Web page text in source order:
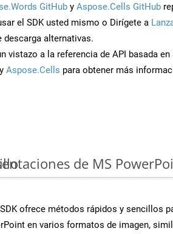
GitHub y Aspose.Cells GitHub
el SDK usted mismo o Dirígete a
descarga alternativas.
vistazo a la referencia de API basada en
y Aspose.Cells para obtener más
de MS
ofrece métodos rápidos y sencillos
en varios formatos de imagen,